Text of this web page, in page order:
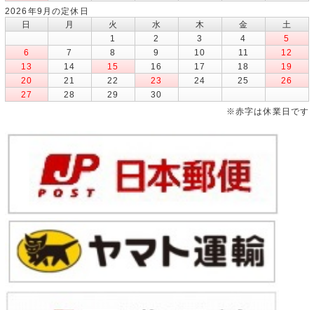
2026年9月の定休日
日
月 火 水 木 金
土
1
2 3 4
5
6
7 8 9 10 11
12
13
14 15 16 17 18
19
20
21 22 23 24 25
26
27
28 29
30
※赤字は休業日です